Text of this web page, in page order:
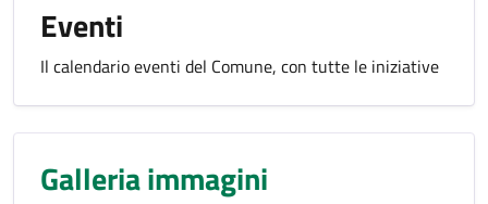
Eventi
Il calendario eventi del Comune, con tutte le iniziative
Galleria immagini